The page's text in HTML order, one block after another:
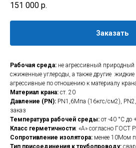
151 000 р.
Заказать
Рабочая среда: не агрессивный природный
сжиженные углероды, а также другие жидкие
агрессивные по отношению к материалу
Материал крана: ст. 20
Давление (PN): PN1,6Мпа (16кгс/см2),
заказ
Температура рабочей среды: от -40 °C до
Класс герметичности: «А» согласно ГОСТ
Сопротивление изолятора: менее 10Мом